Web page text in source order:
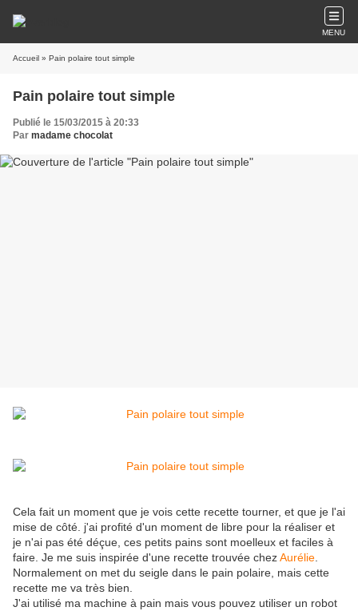
MENU
Accueil » Pain polaire tout simple
Pain polaire tout simple
Publié le 15/03/2015 à 20:33
Par madame chocolat
Cela fait un moment que je vois cette recette tourner, et que je l'ai
mise de côté. j'ai profité d'un moment de libre pour la réaliser et
je n'ai pas été déçue, ces petits pains sont moelleux et faciles à
faire. Je me suis inspirée d'une recette trouvée chezAurélie
Normalement on met du seigle dans le pain polaire, mais cette
recette me va très bien.
J'ai utilisé ma machine à pain mais vous pouvez utiliser un robot